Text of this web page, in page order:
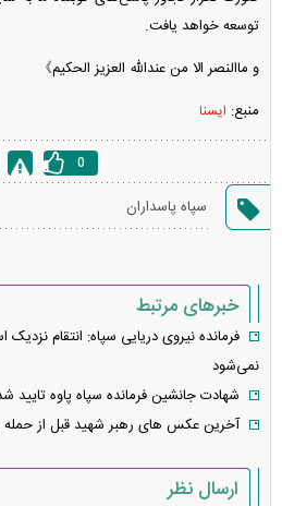
توسعه خواهد یافت.
و ماالنصر الا من عندالله العزیز الحکیم》
منبع: ایسنا
خطا
0
سپاه پاسداران
خبرهای مرتبط
فرمانده نیروی دریایی سپاه: انتقام
نمی‌شود
شهادت جانشین فرمانده سپاه پاوه تایید
آخرین عکس های رهبر شهید قبل از حمله
ارسال نظر